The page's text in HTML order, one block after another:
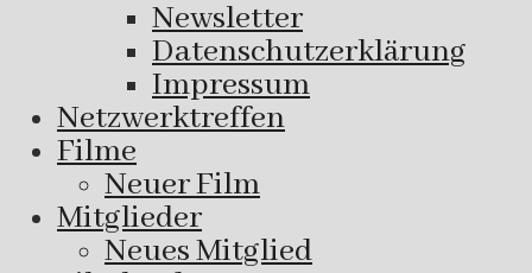
Newsletter
Datenschutzerklärung
Impressum
Netzwerktreffen
Filme
Neuer Film
Mitglieder
Neues Mitglied